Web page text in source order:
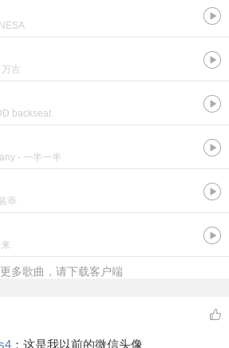
万古
backseat
- 一半一半
乖
多歌曲，请下载客户端
： 这是我以前的微信头像